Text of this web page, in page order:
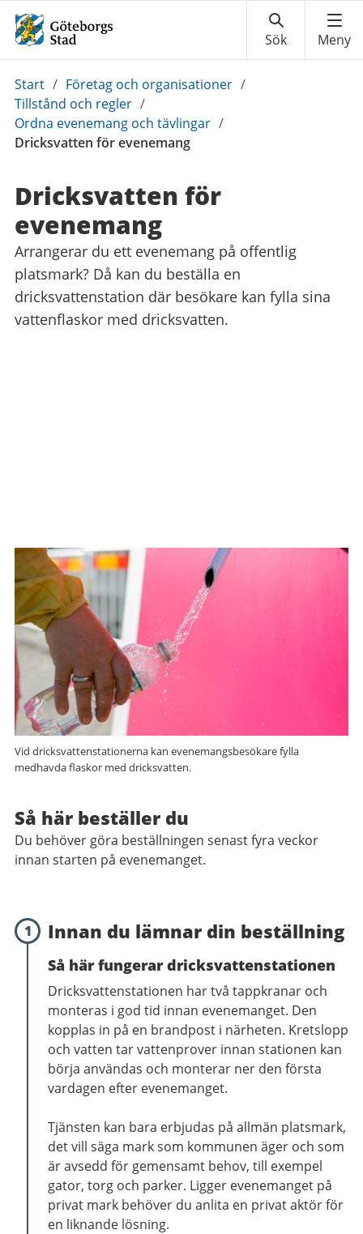
Du
är
här:
Start / Företag och organisationer /
Tillstånd och regler /
Ordna evenemang och tävlingar /
Dricksvatten för evenemang
Dricksvatten för
evenemang
Arrangerar du ett evenemang på offentlig
platsmark? Då kan du beställa en
dricksvattenstation där besökare kan fylla sina
vattenflaskor med dricksvatten.
Vid dricksvattenstationerna kan evenemangsbesökare fylla
medhavda flaskor med dricksvatten.
Så här beställer du
Du behöver göra beställningen senast fyra veckor
innan starten på evenemanget.
1 Innan du lämnar din beställning
Så här fungerar dricksvattenstationen
Dricksvattenstationen har två tappkranar och
monteras i god tid innan evenemanget. Den
kopplas in på en brandpost i närheten. Kretslopp
och vatten tar vattenprover innan stationen kan
börja användas och monterar ner den första
vardagen efter evenemanget.
Tjänsten kan bara erbjudas på allmän platsmark,
det vill säga mark som kommunen äger och som
är avsedd för gemensamt behov, till exempel
gator, torg och parker. Ligger evenemanget på
privat mark behöver du anlita en privat aktör för
en liknande lösning.